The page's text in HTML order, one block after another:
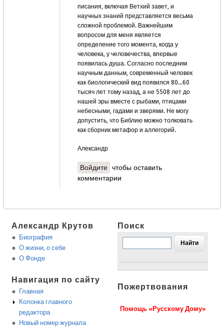
писания, включая Ветхий завет, и
научных знаний представляется весьма
сложной проблемой. Важнейшим
вопросом для меня является
определение того момента, когда у
человека, у человечества, впервые
появилась душа. Согласно последним
научным данным, современный человек
как биологический вид появился 80...60
тысяч лет тому назад, а не 5508 лет до
нашей эры вместе с рыбами, птицами
небесными, гадами и зверями. Не могу
допустить, что Библию можно толковать
как сборник метафор и аллегорий.
Александр
Войдите чтобы оставить
комментарии
Александр Крутов
Биография
О жизни, о себе
О Фонде
Навигация по сайту
Главная
Колонка главного
редактора
Новый номер журнала
Поиск
Пожертвования
Помощь «Русскому Дому»